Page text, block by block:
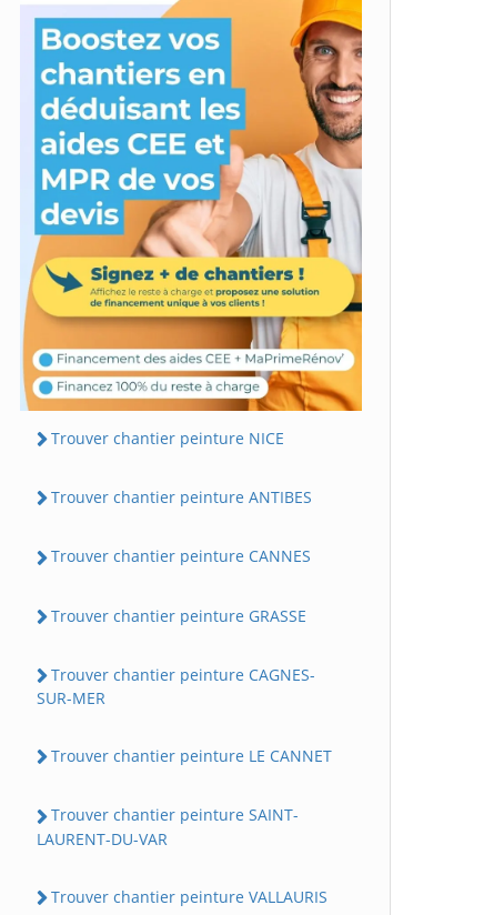
Trouver chantier peinture NICE
Trouver chantier peinture ANTIBES
Trouver chantier peinture CANNES
Trouver chantier peinture GRASSE
Trouver chantier peinture CAGNES-
SUR-MER
Trouver chantier peinture LE CANNET
Trouver chantier peinture SAINT-
LAURENT-DU-VAR
Trouver chantier peinture VALLAURIS